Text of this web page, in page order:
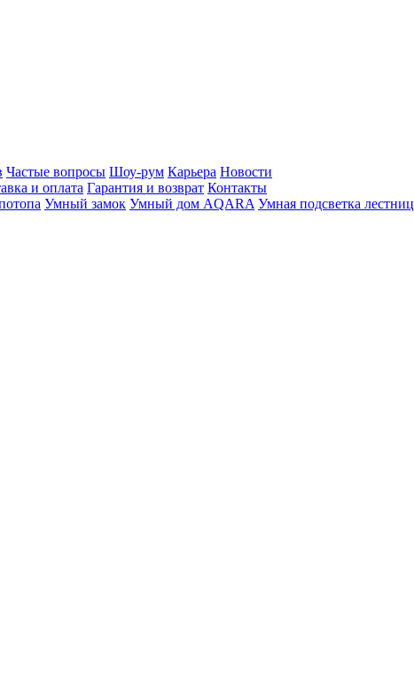
Частые вопросы Шоу-рум Карьера Новости
и оплата Гарантия и возврат Контакты
Умный замок Умный дом AQARA Умная подсветка лестниц